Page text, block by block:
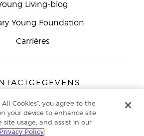
Living-blog
Young Foundation
Carrières
Peizerweg 97
9727 AJ Groningen
Nederland
All Cookies”, you agree to the
your device to enhance site
site usage, and assist in our
Privacy Policy